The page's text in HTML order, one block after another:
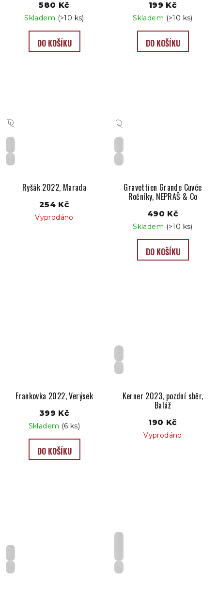
580 Kč
Skladem (>10 ks)
DO KOŠÍKU
199 Kč
Skladem (>10 ks)
DO KOŠÍKU
CZ
Suché
Ryšák 2022, Marada
254 Kč
Vyprodáno
CZ
Suché
Gravettien Grande Cuvée
Ročníky, NEPRAŠ & Co
490 Kč
Skladem (>10 ks)
DO KOŠÍKU
Frankovka 2022, Verýsek
399 Kč
Skladem (6 ks)
DO KOŠÍKU
CZ
Suché
Kerner 2023, pozdní sběr,
Baláž
190 Kč
Vyprodáno
GR
Suché
CZ